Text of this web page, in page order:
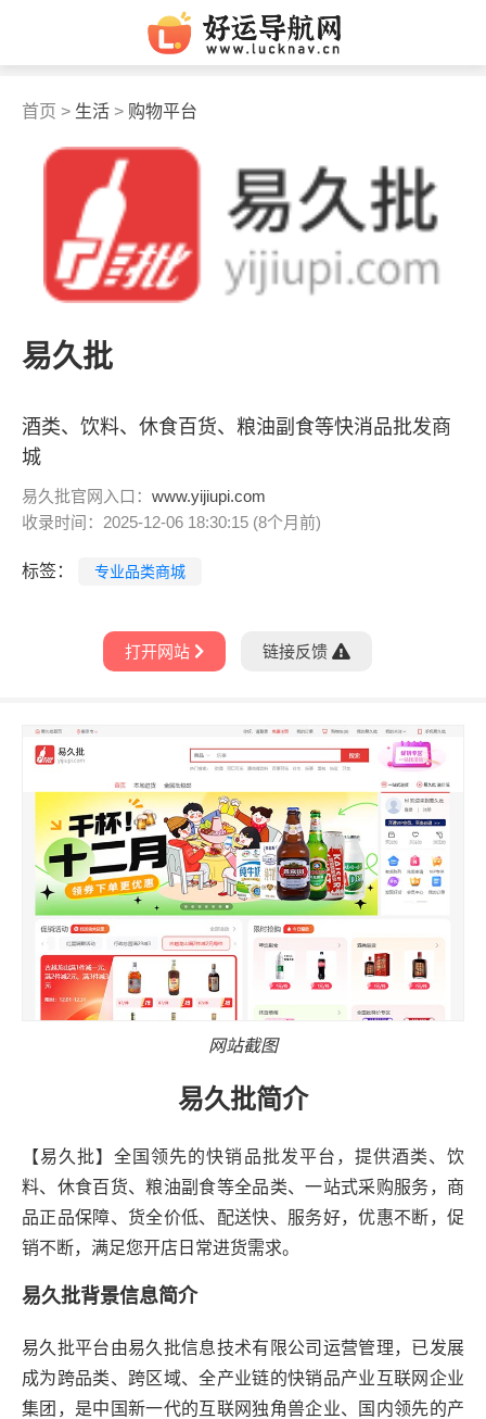
首页 > 生活 > 购物平台
易久批
酒类、饮料、休食百货、粮油副食等快消品批发商
城
易久批官网入口： www.yijiupi.com
收录时间：2025-12-06 18:30:15 (8个月前)
标签： 专业品类商城
打开网站 链接反馈
网站截图
易久批简介
【易久批】全国领先的快销品批发平台，提供酒类、饮
料、休食百货、粮油副食等全品类、一站式采购服务，商
品正品保障、货全价低、配送快、服务好，优惠不断，促
销不断，满足您开店日常进货需求。
易久批背景信息简介
易久批平台由易久批信息技术有限公司运营管理，已发展
成为跨品类、跨区域、全产业链的快销品产业互联网企业
集团，是中国新一代的互联网独角兽企业、国内领先的产